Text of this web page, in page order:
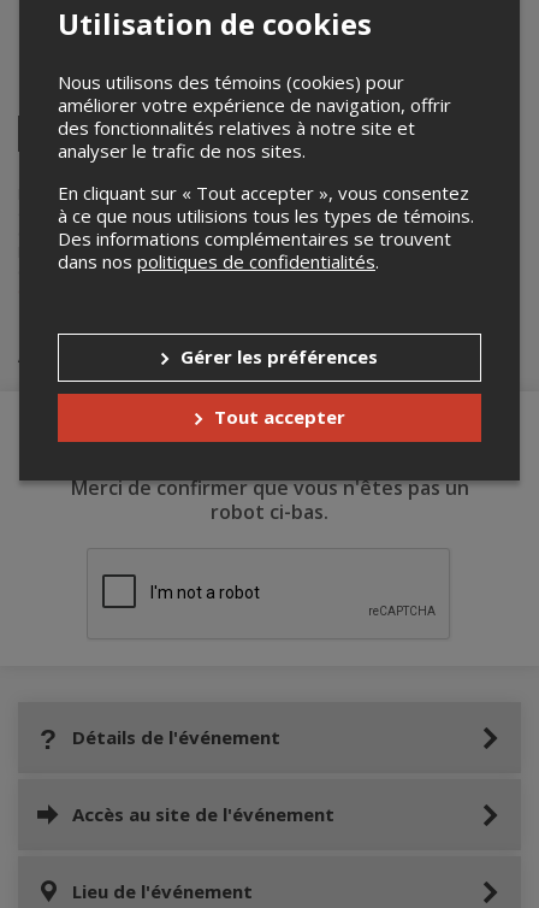
L'Entité.
1420 rue Notre Dame Centre ,Trois-Rivières
Partagez cet événement
Facebook
Twitter
LinkedinPinterestEnvoyer
courriel
Lepointdevente.com agit à titre de mandataire pourL'entité. | 18+
dans le cadre de l’affichage en ligne et la vente de billets pour ses
événements.
Pour plus d’information à propos de cet événement, veuillez
contacter l’organisateur de l’événement,L'entité. | 18+
Achat de billets
Merci de confirmer que vous n'êtes pas un
robot ci-bas.
Détails de l'événement
Accès au site de l'événement
Lieu de l'événement
Utilisation de cookies
Nous utilisons des témoins (cookies) pour
améliorer votre expérience de navigation, offrir
des fonctionnalités relatives à notre site et
analyser le trafic de nos sites.
En cliquant sur « Tout accepter », vous consentez
à ce que nous utilisions tous les types de témoins.
Des informations complémentaires se trouvent
dans nos politiques de confidentialités.
Gérer les préférences
Tout accepter